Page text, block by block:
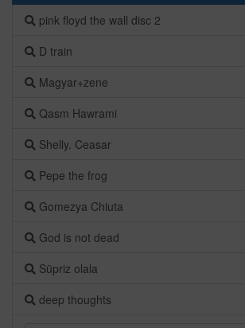
pink floyd the wall disc 2
D train
Magyar+zene
Qasm Hawrami
Shelly. Ceasar
Pepe the frog
Gomezya Chiuta
God is not dead
Süpriz olala
deep thoughts